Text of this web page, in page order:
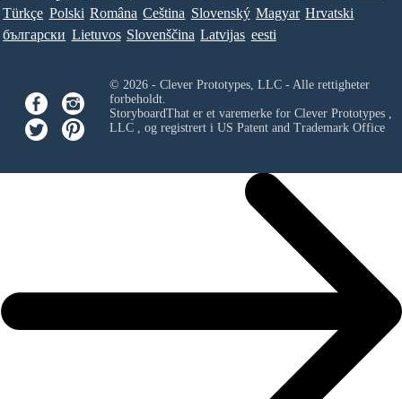
Türkçe Polski Româna Ceština Slovenský Magyar Hrvatski
български Lietuvos Slovenščina Latvijas eesti
© 2026 - Clever Prototypes, LLC - Alle rettigheter
forbeholdt.
StoryboardThat er et varemerke for Clever Prototypes ,
LLC, og registrert i US Patent and Trademark Office